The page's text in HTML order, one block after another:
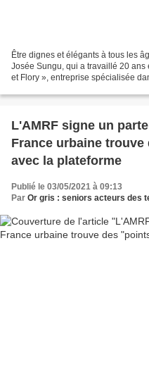
Être dignes et élégants à tous les
Josée Sungu, qui a travaillé 20
et Flory », entreprise spécialisée
L'AMRF signe un
France urbaine
avec la plateforme
Publié le 03/05/2021 à 09:13
Par Or gris : seniors acteurs des